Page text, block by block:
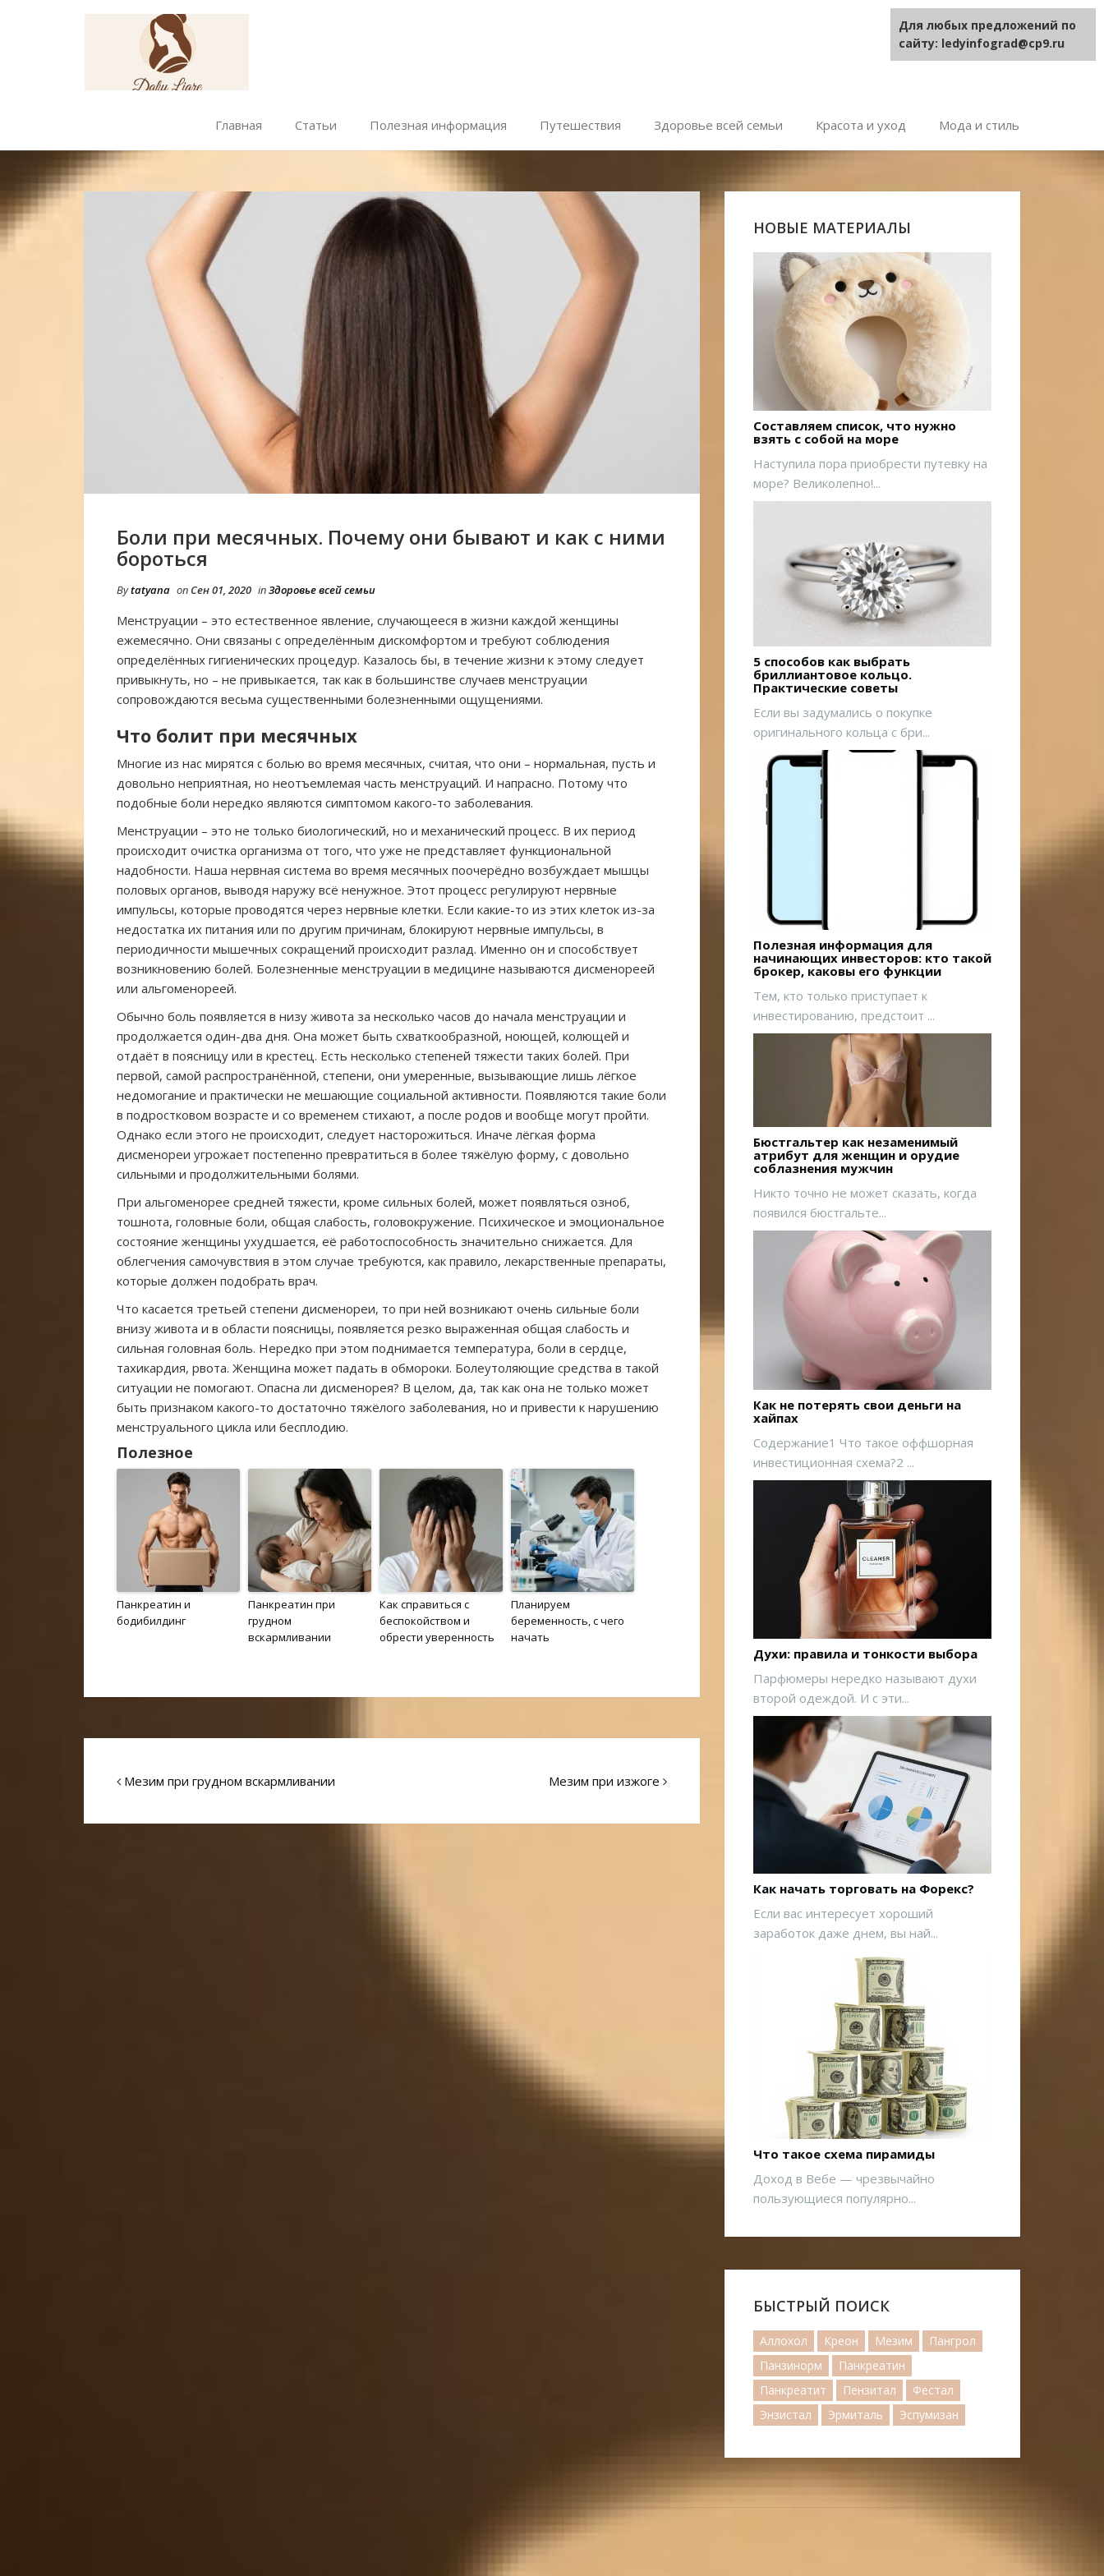
Главная Статьи Полезная информация Путешествия Здоровье всей семьи Красота и уход Мода и стиль
Боли при месячных. Почему они бывают и как с ними
бороться
Bytatyana on Сен 01, 2020 inЗдоровье всей семьи
Менструации – это естественное явление, случающееся в жизни каждой женщины
ежемесячно. Они связаны с определённым дискомфортом и требуют соблюдения
определённых гигиенических процедур. Казалось бы, в течение жизни к этому следует
привыкнуть, но – не привыкается, так как в большинстве случаев менструации
сопровождаются весьма существенными болезненными ощущениями.
Что болит при месячных
Многие из нас мирятся с болью во время месячных, считая, что они – нормальная, пусть и
довольно неприятная, но неотъемлемая часть менструаций. И напрасно. Потому что
подобные боли нередко являются симптомом какого-то заболевания.
Менструации – это не только биологический, но и механический процесс. В их период
происходит очистка организма от того, что уже не представляет функциональной
надобности. Наша нервная система во время месячных поочерёдно возбуждает мышцы
половых органов, выводя наружу всё ненужное. Этот процесс регулируют нервные
импульсы, которые проводятся через нервные клетки. Если какие-то из этих клеток из-за
недостатка их питания или по другим причинам, блокируют нервные импульсы, в
периодичности мышечных сокращений происходит разлад. Именно он и способствует
возникновению болей. Болезненные менструации в медицине называются дисменореей
или альгоменореей.
Обычно боль появляется в низу живота за несколько часов до начала менструации и
продолжается один-два дня. Она может быть схваткообразной, ноющей, колющей и
отдаёт в поясницу или в крестец. Есть несколько степеней тяжести таких болей. При
первой, самой распространённой, степени, они умеренные, вызывающие лишь лёгкое
недомогание и практически не мешающие социальной активности. Появляются такие боли
в подростковом возрасте и со временем стихают, а после родов и вообще могут пройти.
Однако если этого не происходит, следует насторожиться. Иначе лёгкая форма
дисменореи угрожает постепенно превратиться в более тяжёлую форму, с довольно
сильными и продолжительными болями.
При альгоменорее средней тяжести, кроме сильных болей, может появляться озноб,
тошнота, головные боли, общая слабость, головокружение. Психическое и эмоциональное
состояние женщины ухудшается, её работоспособность значительно снижается. Для
облегчения самочувствия в этом случае требуются, как правило, лекарственные препараты,
которые должен подобрать врач.
Что касается третьей степени дисменореи, то при ней возникают очень сильные боли
внизу живота и в области поясницы, появляется резко выраженная общая слабость и
сильная головная боль. Нередко при этом поднимается температура, боли в сердце,
тахикардия, рвота. Женщина может падать в обмороки. Болеутоляющие средства в такой
ситуации не помогают. Опасна ли дисменорея? В целом, да, так как она не только может
быть признаком какого-то достаточно тяжёлого заболевания, но и привести к нарушению
менструального цикла или бесплодию.
Полезное
Панкреатин и
бодибилдинг
Панкреатин при
грудном
вскармливании
Как справиться с
беспокойством и
обрести уверенность
Планируем
беременность, с чего
начать
Мезим при грудном вскармливании Мезим при изжоге
НОВЫЕ МАТЕРИАЛЫ
Составляем список, что нужно
взять с собой на море
Наступила пора приобрести путевку на
море? Великолепно!...
5 способов как выбрать
бриллиантовое кольцо.
Практические советы
Если вы задумались о покупке
оригинального кольца с бри...
Полезная информация для
начинающих инвесторов: кто такой
брокер, каковы его функции
Тем, кто только приступает к
инвестированию, предстоит ...
Бюстгальтер как незаменимый
атрибут для женщин и орудие
соблазнения мужчин
Никто точно не может сказать, когда
появился бюстгальте...
Как не потерять свои деньги на
хайпах
Содержание1 Что такое оффшорная
инвестиционная схема?2 ...
Духи: правила и тонкости выбора
Парфюмеры нередко называют духи
второй одеждой. И с эти...
Как начать торговать на Форекс?
Если вас интересует хороший
заработок даже днем, вы най...
Что такое схема пирамиды
Доход в Вебе — чрезвычайно
пользующиеся популярно...
БЫСТРЫЙ ПОИСК
Аллохол Креон Мезим
Пангрол
Панзинорм
Панкреатин
Панкреатит
Пензитал
Фестал
Энзистал
Эрмиталь Эспумизан
Для любых предложений по
сайту: ledyinfograd@cp9.ru